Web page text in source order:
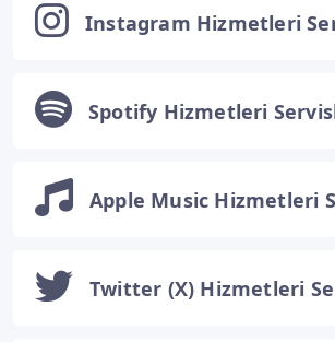
Instagram Hizmetleri
Spotify Hizmetleri
Apple Music Hizmetleri
Twitter (X) Hizmetleri